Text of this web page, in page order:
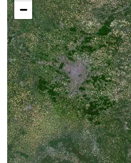
−